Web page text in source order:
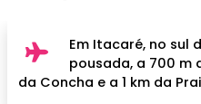
Em Itacaré, no sul
pousada, a 700 m
da Concha e a 1 km da